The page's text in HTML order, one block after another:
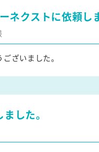
ネクストに依頼し
ざいました。
した。